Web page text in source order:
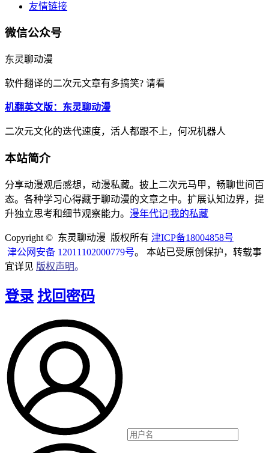
友情链接
微信公众号
东灵聊动漫
软件翻译的二次元文章有多搞笑? 请看
机翻英文版：东灵聊动漫
二次元文化的迭代速度，活人都跟不上，何况机器人
本站简介
分享动漫观后感想，动漫私藏。披上二次元马甲，畅聊世间百
态。各种学习心得藏于聊动漫的文章之中。扩展认知边界，提
升独立思考和细节观察能力。 漫年代记|我的私藏
Copyright © 东灵聊动漫 版权所有 津ICP备18004858号
津公网安备 12011102000779号。 本站已受原创保护，转载事
宜详见 版权声明。
登录 找回密码